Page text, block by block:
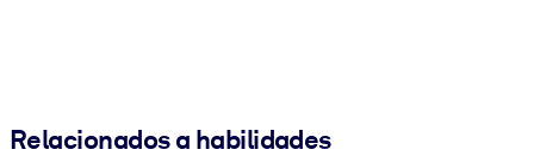
Relacionados a habilidades